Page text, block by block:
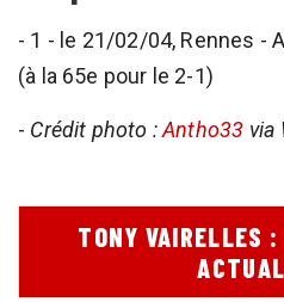
- 1 - le 21/02/04, Rennes -
(à la 65e pour le 2-1)
- Crédit photo :Antho33 via
TONY VAIRELLES :